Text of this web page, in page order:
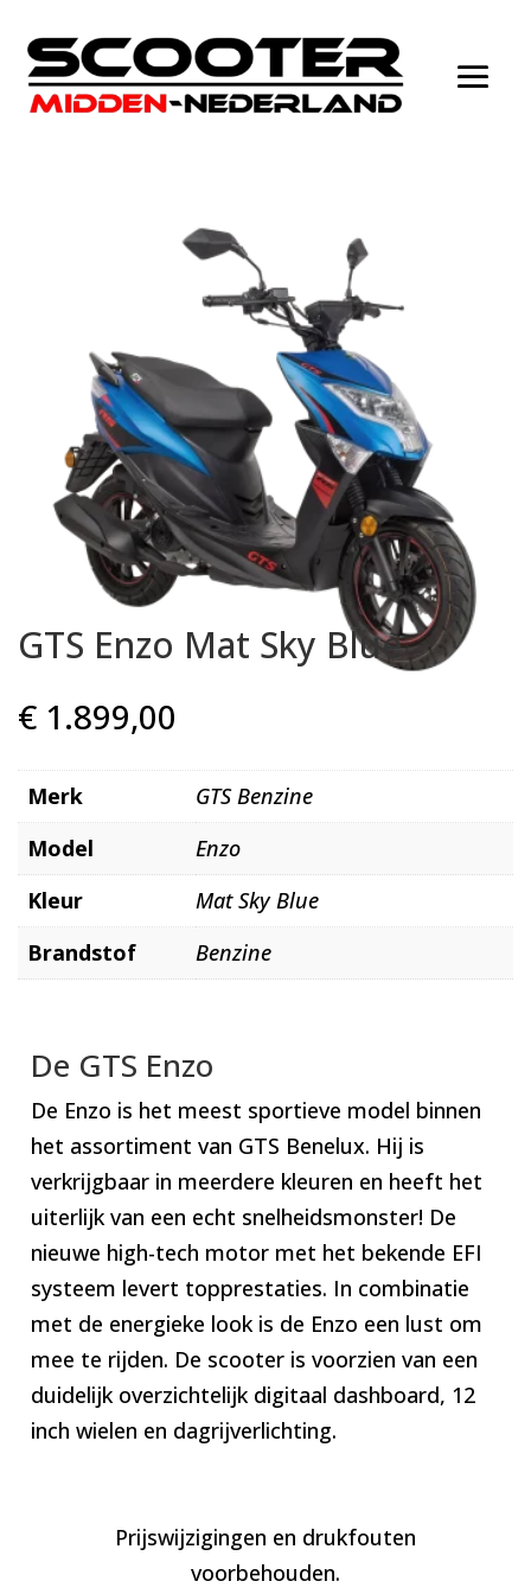
GTS Enzo Mat Sky Blue
€ 1.899,00
Merk
GTS Benzine
Model
Enzo
Kleur
Mat Sky Blue
Brandstof
Benzine
De GTS Enzo
De Enzo is het meest sportieve model binnen
het assortiment van GTS Benelux. Hij is
verkrijgbaar in meerdere kleuren en heeft het
uiterlijk van een echt snelheidsmonster! De
nieuwe high-tech motor met het bekende EFI
systeem levert topprestaties. In combinatie
met de energieke look is de Enzo een lust om
mee te rijden. De scooter is voorzien van een
duidelijk overzichtelijk digitaal dashboard, 12
inch wielen en dagrijverlichting.
Prijswijzigingen en drukfouten
voorbehouden.